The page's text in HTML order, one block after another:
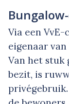
Via een
eigenaar
Van het stuk
bezit, is